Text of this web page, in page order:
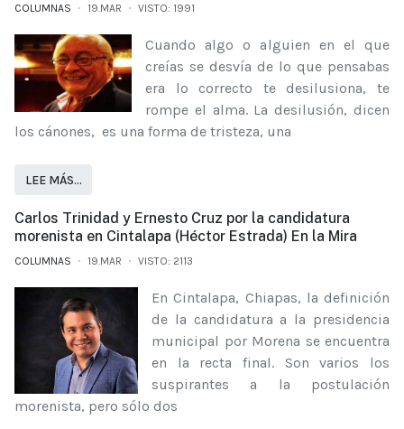
COLUMNAS 19.MAR VISTO: 1991
Cuando algo o alguien en el que
creías se desvía de lo que pensabas
era lo correcto te desilusiona, te
rompe el alma. La desilusión, dicen
los cánones, es una forma de tristeza, una
LEE MÁS…
Carlos Trinidad y Ernesto Cruz por la candidatura
morenista en Cintalapa (Héctor Estrada) En la Mira
COLUMNAS 19.MAR VISTO: 2113
En Cintalapa, Chiapas, la definición
de la candidatura a la presidencia
municipal por Morena se encuentra
en la recta final. Son varios los
suspirantes a la postulación
morenista, pero sólo dos